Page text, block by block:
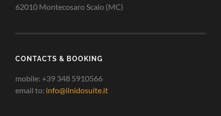
62010 Montecosaro Scalo (MC)
CONTACTS & BOOKING
mobile: +39 348 5910566
email to: info@ilnidosuite.it